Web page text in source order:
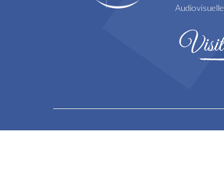
Audiovisuelle